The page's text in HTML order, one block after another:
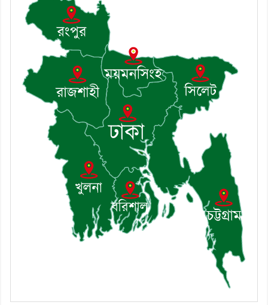
৭। দাউদকান্দিতে মুচি সম্প্রদায়ের
খোঁজখবর নিলেন ড. খন্দকার মারুফ
হোসেন
৮। মেঘনায় আইন-শৃঙ্খলা কমিটির
মাসিক সভা অনুষ্ঠিত
৯। জাতীয় নেতা ড. খন্দকার
মোশাররফ হোসেনের মূল্যায়ন কোথায়
এবং একটি বিশ্লেষণ
১০। দাউদকান্দিতে ইউপি সদস্যকে
মারধরের চেষ্টা ও প্রাণনাশের হুমকির
অভিযোগ